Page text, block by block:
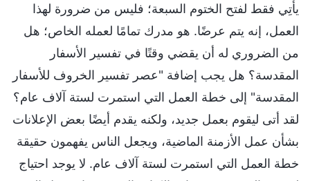
يأتِي فقط لفتح الختوم السبعة؛ فليس من ضرورة لهذا
العمل، إنه يتم عرضًا. هو مدرك تمامًا لعمله الخاص؛ هل
من الضروري له أن يقضي وقتًا في تفسير الأسفار
المقدسة؟ هل يجب إضافة "عصر تفسير الخروف للأسفار
المقدسة" إلى خطة العمل التي استمرت لستة آلاف عام؟
لقد أتى ليقوم بعمل جديد، ولكنه يقدم أيضًا بعض الإعلانات
بشأن عمل الأزمنة الماضية، ويجعل الناس يفهمون حقيقة
خطة العمل التي استمرت لستة آلاف عام. لا يوجد احتياج